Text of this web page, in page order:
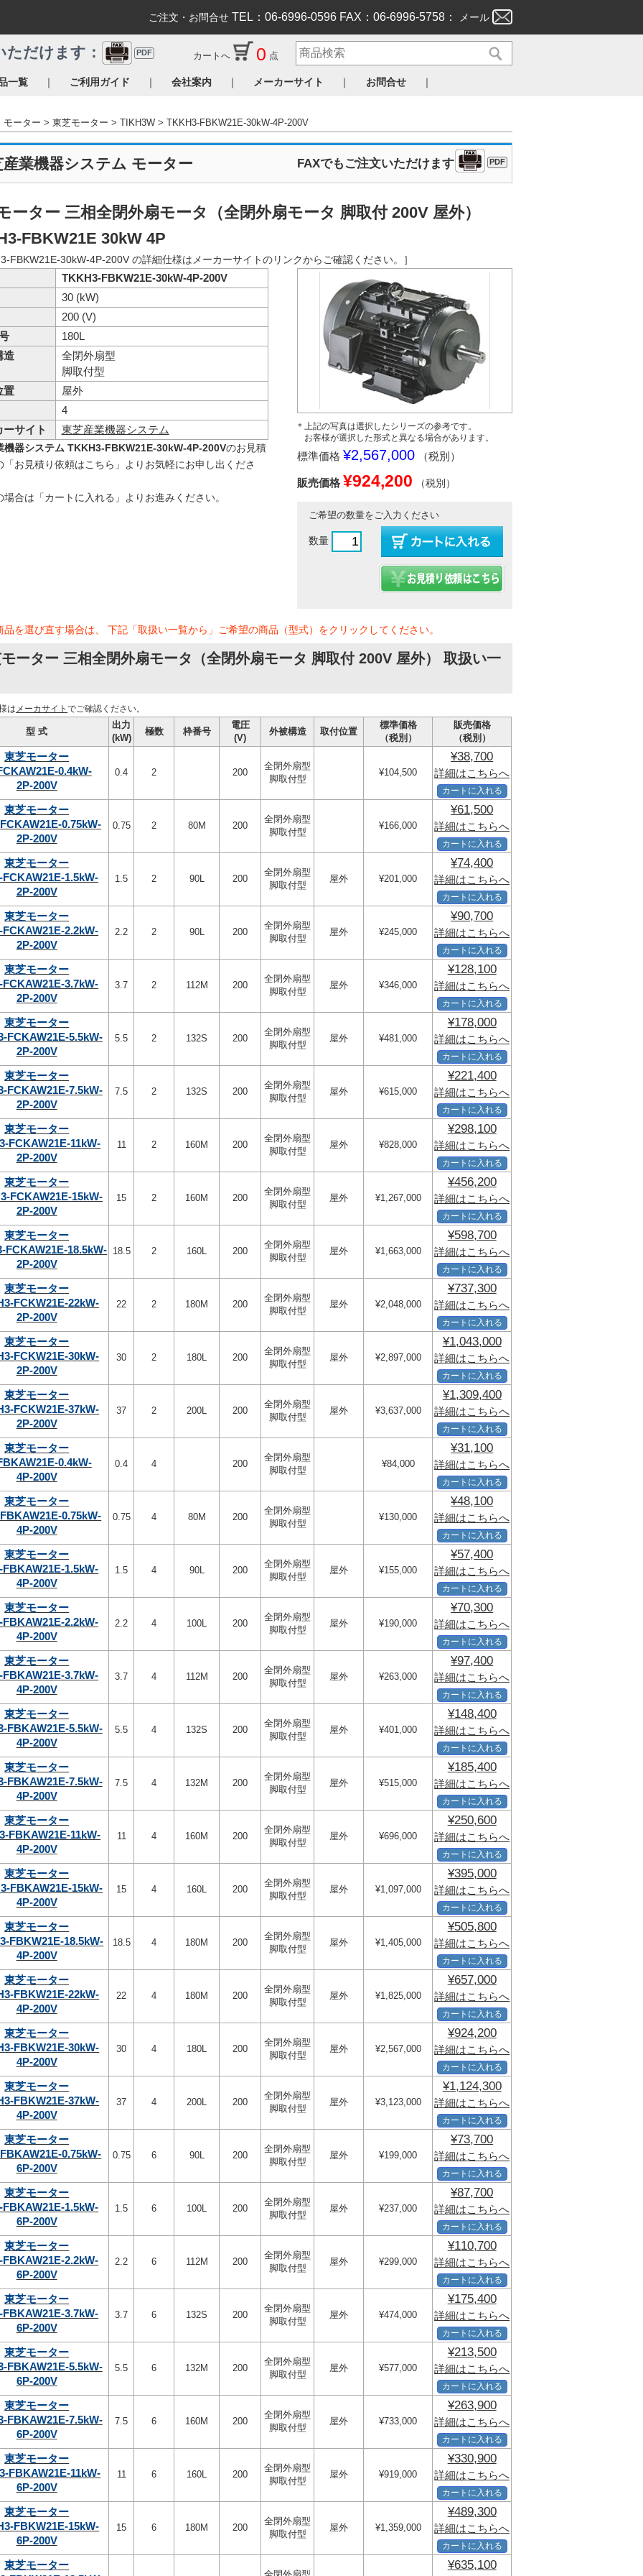
ご注文・お問合せ TEL：06-6996-0596 FAX：06-6996-5758： メール
一覧 ｜ ご利用ガイド ｜ 会社案内 ｜ メーカーサイト ｜ お問合せ ｜
だけます： PDF カートへ 0 点
モーター 東芝モーター TIKH3W TKKH3-FBKW21E-30kW-4P-200V
産業機器システム モーター FAXでもご注文いただけます PDF
ーター 三相全閉外扇モータ（全閉外扇モータ 脚取付 200V 屋外）
FBKW21E 30kW 4P
FBKW21E-30kW-4P-200V の詳細仕様はメーカーサイトのリンクからご確認ください。］
＊上記の写真は選択したシリーズの参考です。
お客様が選択した形式と異なる場合があります。
標準価格 ¥2,567,000 （税別）
販売価格 ¥924,200 （税別）
ご希望の数量をご入力ください
数量
TKKH3-FBKW21E-30kW-4P-200V
30 (kW)
200 (V)
180L
造
全閉外扇型
脚取付型
置
屋外
4
ーサイト
東芝産業機器システム
機器システム TKKH3-FBKW21E-30kW-4P-200Vのお見積
「お見積り依頼はこちら」よりお気軽にお申し出くださ
場合は「カートに入れる」よりお進みください。
品を選び直す場合は、 下記「取扱い一覧から」ご希望の商品（型式）をクリックしてください。
ーター 三相全閉外扇モータ（全閉外扇モータ 脚取付 200V 屋外） 取扱い一
は メーカサイトでご確認ください。
型 式
出力
(kW)
極数 枠番号
電圧
(V)
外被構造 取付位置
標準価格
（税別）
販売価格
（税別）
東芝モーター
0.4kW-
2P-200V
0.4 2 200
全閉外扇型
脚取付型
¥104,500
¥38,700
詳細はこちらへ
カートに入れる
東芝モーター
0.75kW-
2P-200V
0.75 2 80M 200
全閉外扇型
脚取付型
¥166,000
¥61,500
詳細はこちらへ
カートに入れる
東芝モーター
FCKAW21E-1.5kW-
2P-200V
1.5 2 90L 200
全閉外扇型
脚取付型
屋外 ¥201,000
¥74,400
詳細はこちらへ
カートに入れる
東芝モーター
FCKAW21E-2.2kW-
2P-200V
2.2 2 90L 200
全閉外扇型
脚取付型
屋外 ¥245,000
¥90,700
詳細はこちらへ
カートに入れる
東芝モーター
FCKAW21E-3.7kW-
2P-200V
3.7 2 112M 200
全閉外扇型
脚取付型
屋外 ¥346,000
¥128,100
詳細はこちらへ
カートに入れる
東芝モーター
FCKAW21E-5.5kW-
2P-200V
5.5 2 132S 200
全閉外扇型
脚取付型
屋外 ¥481,000
¥178,000
詳細はこちらへ
カートに入れる
東芝モーター
FCKAW21E-7.5kW-
2P-200V
7.5 2 132S 200
全閉外扇型
脚取付型
屋外 ¥615,000
¥221,400
詳細はこちらへ
カートに入れる
東芝モーター
FCKAW21E-11kW-
2P-200V
11 2 160M 200
全閉外扇型
脚取付型
屋外 ¥828,000
¥298,100
詳細はこちらへ
カートに入れる
東芝モーター
FCKAW21E-15kW-
2P-200V
15 2 160M 200
全閉外扇型
脚取付型
屋外 ¥1,267,000
¥456,200
詳細はこちらへ
カートに入れる
東芝モーター
FCKAW21E-18.5kW-
2P-200V
18.5 2 160L 200
全閉外扇型
脚取付型
屋外 ¥1,663,000
¥598,700
詳細はこちらへ
カートに入れる
東芝モーター
FCKW21E-22kW-
2P-200V
22 2 180M 200
全閉外扇型
脚取付型
屋外 ¥2,048,000
¥737,300
詳細はこちらへ
カートに入れる
東芝モーター
FCKW21E-30kW-
2P-200V
30 2 180L 200
全閉外扇型
脚取付型
屋外 ¥2,897,000
¥1,043,000
詳細はこちらへ
カートに入れる
東芝モーター
FCKW21E-37kW-
2P-200V
37 2 200L 200
全閉外扇型
脚取付型
屋外 ¥3,637,000
¥1,309,400
詳細はこちらへ
カートに入れる
東芝モーター
0.4kW-
4P-200V
0.4 4 200
全閉外扇型
脚取付型
¥84,000
¥31,100
詳細はこちらへ
カートに入れる
東芝モーター
0.75kW-
4P-200V
0.75 4 80M 200
全閉外扇型
脚取付型
¥130,000
¥48,100
詳細はこちらへ
カートに入れる
東芝モーター
FBKAW21E-1.5kW-
4P-200V
1.5 4 90L 200
全閉外扇型
脚取付型
屋外 ¥155,000
¥57,400
詳細はこちらへ
カートに入れる
東芝モーター
FBKAW21E-2.2kW-
4P-200V
2.2 4 100L 200
全閉外扇型
脚取付型
屋外 ¥190,000
¥70,300
詳細はこちらへ
カートに入れる
東芝モーター
FBKAW21E-3.7kW-
4P-200V
3.7 4 112M 200
全閉外扇型
脚取付型
屋外 ¥263,000
¥97,400
詳細はこちらへ
カートに入れる
東芝モーター
FBKAW21E-5.5kW-
4P-200V
5.5 4 132S 200
全閉外扇型
脚取付型
屋外 ¥401,000
¥148,400
詳細はこちらへ
カートに入れる
東芝モーター
FBKAW21E-7.5kW-
4P-200V
7.5 4 132M 200
全閉外扇型
脚取付型
屋外 ¥515,000
¥185,400
詳細はこちらへ
カートに入れる
東芝モーター
FBKAW21E-11kW-
4P-200V
11 4 160M 200
全閉外扇型
脚取付型
屋外 ¥696,000
¥250,600
詳細はこちらへ
カートに入れる
東芝モーター
FBKAW21E-15kW-
4P-200V
15 4 160L 200
全閉外扇型
脚取付型
屋外 ¥1,097,000
¥395,000
詳細はこちらへ
カートに入れる
東芝モーター
FBKW21E-18.5kW-
4P-200V
18.5 4 180M 200
全閉外扇型
脚取付型
屋外 ¥1,405,000
¥505,800
詳細はこちらへ
カートに入れる
東芝モーター
FBKW21E-22kW-
4P-200V
22 4 180M 200
全閉外扇型
脚取付型
屋外 ¥1,825,000
¥657,000
詳細はこちらへ
カートに入れる
東芝モーター
FBKW21E-30kW-
4P-200V
30 4 180L 200
全閉外扇型
脚取付型
屋外 ¥2,567,000
¥924,200
詳細はこちらへ
カートに入れる
東芝モーター
FBKW21E-37kW-
4P-200V
37 4 200L 200
全閉外扇型
脚取付型
屋外 ¥3,123,000
¥1,124,300
詳細はこちらへ
カートに入れる
東芝モーター
0.75kW-
6P-200V
0.75 6 90L 200
全閉外扇型
脚取付型
屋外 ¥199,000
¥73,700
詳細はこちらへ
カートに入れる
東芝モーター
FBKAW21E-1.5kW-
6P-200V
1.5 6 100L 200
全閉外扇型
脚取付型
屋外 ¥237,000
¥87,700
詳細はこちらへ
カートに入れる
東芝モーター
FBKAW21E-2.2kW-
6P-200V
2.2 6 112M 200
全閉外扇型
脚取付型
屋外 ¥299,000
¥110,700
詳細はこちらへ
カートに入れる
東芝モーター
FBKAW21E-3.7kW-
6P-200V
3.7 6 132S 200
全閉外扇型
脚取付型
屋外 ¥474,000
¥175,400
詳細はこちらへ
カートに入れる
東芝モーター
FBKAW21E-5.5kW-
6P-200V
5.5 6 132M 200
全閉外扇型
脚取付型
屋外 ¥577,000
¥213,500
詳細はこちらへ
カートに入れる
東芝モーター
FBKAW21E-7.5kW-
6P-200V
7.5 6 160M 200
全閉外扇型
脚取付型
屋外 ¥733,000
¥263,900
詳細はこちらへ
カートに入れる
東芝モーター
FBKAW21E-11kW-
6P-200V
11 6 160L 200
全閉外扇型
脚取付型
屋外 ¥919,000
¥330,900
詳細はこちらへ
カートに入れる
東芝モーター
FBKW21E-15kW-
6P-200V
15 6 180M 200
全閉外扇型
脚取付型
屋外 ¥1,359,000
¥489,300
詳細はこちらへ
カートに入れる
東芝モーター
¥635,100